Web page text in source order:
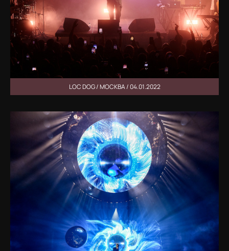
LOC DOG / МОСКВА / 04.01.2022